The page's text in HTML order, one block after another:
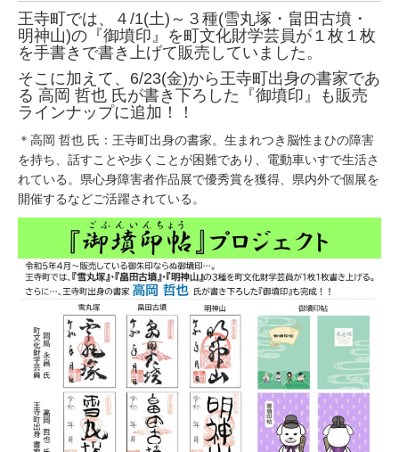
王寺町では、４/1(土)～３種(雪丸塚・畠田古墳・
明神山)の『御墳印』を町文化財学芸員が１枚１枚
を手書きで書き上げて販売していました。
そこに加えて、6/23(金)から王寺町出身の書家であ
る 高岡 哲也 氏が書き下ろした『御墳印』も販売
ラインナップに追加！！
＊高岡 哲也 氏：王寺町出身の書家。生まれつき脳性まひの障害
を持ち、話すことや歩くことが困難であり、電動車いすで生活さ
れている。県心身障害者作品展で優秀賞を獲得、県内外で個展を
開催するなどご活躍されている。